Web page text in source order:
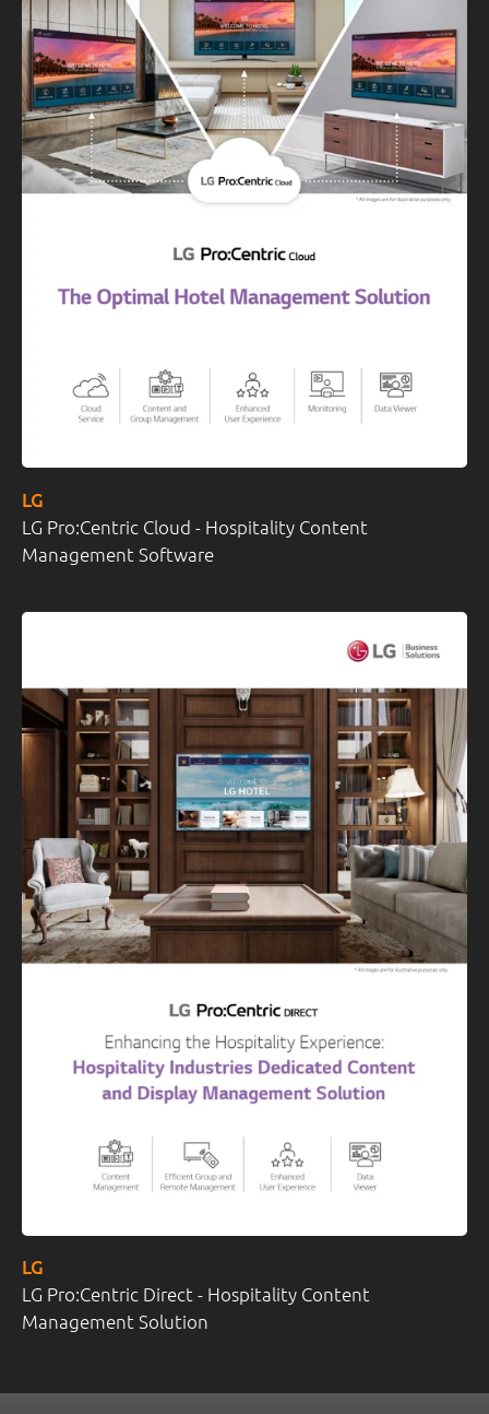
LG Pro:Centric Cloud - Hospitality Content
Management Software
LG
LG Pro:Centric Direct - Hospitality Content
Management Solution
LG